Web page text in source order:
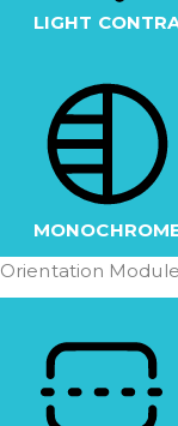
LIGHT
Orientation